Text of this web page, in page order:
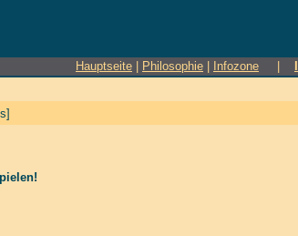
Hauptseite Philosophie Infozone